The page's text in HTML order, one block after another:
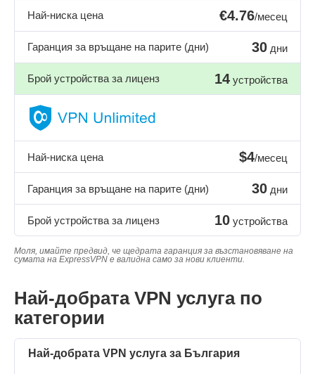
Най-ниска цена €4.76/месец
Гаранция за връщане на парите (дни) 30 дни
Брой устройства за лиценз 14 устройства
Най-ниска цена $4/месец
Гаранция за връщане на парите (дни) 30 дни
Брой устройства за лиценз 10 устройства
Моля, имайте предвид, че щедрата гаранция за възстановяване на
сумата на ExpressVPN е валидна само за нови клиенти.
Най-добрата VPN услуга по
категории
Най-добрата VPN услуга за България